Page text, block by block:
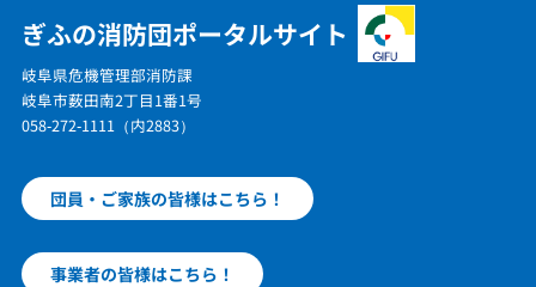
ぎふの消防団ポータルサイト
岐阜県危機管理部消防課
岐阜市薮田南2丁目1番1号
058-272-1111（内2883）
団員・ご家族の皆様はこちら！
事業者の皆様はこちら！